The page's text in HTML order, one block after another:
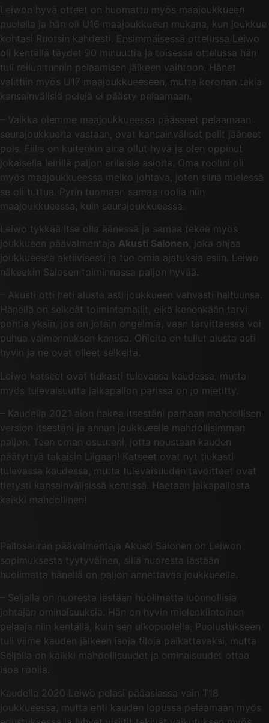
Leiwon hyvä otteet on huomattu myös maajoukkueen
puolella ja hän oli U16 maajoukkueen mukana, kun joukkue
kohtasi Ruotsin kahdesti. Ensimmäisessä ottelussa Leiwo
oli kentällä täydet 90 minuuttia ja toisessa ottelussa hän
tuli reilun tunnin pelaamisen jälkeen vaihtoon. Hänet
valittiin myös U17 maajoukkueeseen, mutta koronan takia
kansainvälisiä pelejä ei päästy pelaamaan.
– Vaikka olemme maajoukkueessa päässeet pelaamaan
seurajoukkueita vastaan, ovat kansainväliset pelit jääneet
pois. Fiilis on kuitenkin aina ollut hyvä ja olen oppinut
jokaisella leirillä paljon erilaisia asioita. Oma roolini oli
myös maajoukkueessa melko johtava, joten siinä mielessä
se oli tuttua. Pyrin tuomaan samaa roolia niin
maajoukkueessa, kuin seurajoukkueessa.
Leiwo tykkää itse olla äänessä ja samaa tekee myös
joukkueen päävalmentaja Akusti Salonen , joka ohjaa
joukkueesta aktiivisesti ja tuo omia ajatuksia esiin. Leiwo
näkeekin Salosen toiminnassa paljon hyvää.
– Akusti otti heti alusta asti joukkueen vahvasti haltuunsa.
Hänellä on selkeät toimintamallit, eikä kenenkään tarvi
pohtia yksin, jos on jotain ongelmia, vaan tarvittaessa voi
puhua valmennuksen kanssa. Ohjeita on tullut alusta asti
hyvin ja ne ovat olleet selkeitä.
Leiwo katseet ovat tiukasti tulevassa kaudessa, mutta
myös tulevaisuutta jalkapallon parissa on jo mietitty.
– Kaudella 2021 aion hakea itsestäni parhaan mahdollisen
version itsestäni ja annan joukkueelle mahdollisimman
paljon. Teen oman osuuteni, jotta noustaan kauden
päätyttyä takaisin Liigaan! Katseet ovat nyt tiukasti
tulevassa kaudessa, mutta tulevaisuuden tavoitteet ovat
tietysti kansainvälisissä kentissä. Haetaan jalkapallosta
kaikki mahdollinen!
Palloseuran päävalmentaja Akusti Salonen on Leiwon
sopimuksesta tyytyväinen, sillä nuoresta iästään
huolimatta hänellä on paljon annettavaa joukkueelle.
– Seljalla on nuoresta iästään huolimatta luonnollisia
johtajan ominaisuuksia. Hän on hyvin mielenkiintoinen
pelaaja niin kentällä, kuin sen ulkopuolella. Puolustukseen
tuli viime kauden jälkeen isoja tiloja paikattavaksi, mutta
Seljalla on kaikki mahdollisuudet ja ominaisuudet ottaa
isoa roolia.
Kaudella 2020 Leiwo pelasi pääasiassa vain T18
joukkueessa, mutta ehti kauden lopussa pelaamaan myös